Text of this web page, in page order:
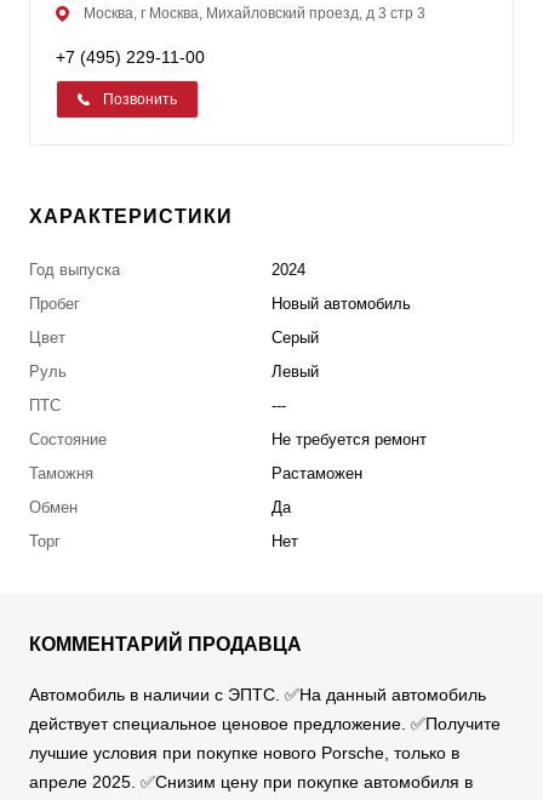
Москва, г Москва, Михайловский проезд, д 3 стр 3
+7 (495) 229-11-00
Позвонить
ХАРАКТЕРИСТИКИ
Год выпуска
2024
Пробег
Новый автомобиль
Цвет
Серый
Руль
Левый
ПТС
---
Состояние
Не требуется ремонт
Таможня
Растаможен
Обмен
Да
Торг
Нет
КОММЕНТАРИЙ ПРОДАВЦА
Автомобиль в наличии с ЭПТС. ✅На данный автомобиль
действует специальное ценовое предложение. ✅Получите
лучшие условия при покупке нового Porsche, только в
апреле 2025. ✅Снизим цену при покупке автомобиля в